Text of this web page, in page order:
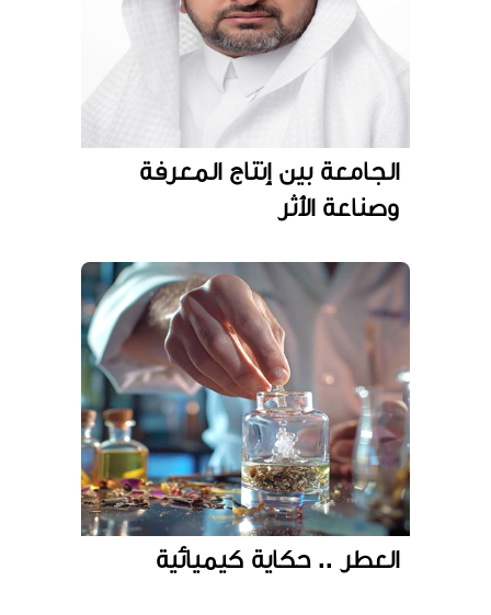
الجامعة بين إنتاج المعرفة
وصناعة الأثر
العطر .. حكاية كيميائية